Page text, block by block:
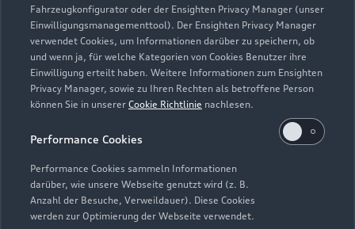
Fahrzeugkonfigurator oder der Ensighten Privacy Manager (unser
Einwilligungsmanagementtool). Der Ensighten Privacy Manager
verwendet Cookies, um Informationen darüber zu speichern, ob
und wenn ja, für welche Kategorien von Cookies Benutzer ihre
Einwilligung erteilt haben. Weitere Informationen zum Ensighten
Privacy Manager, sowie zu Ihren Rechten als betroffene Person
können Sie in unserer Cookie Richtlinie nachlesen.
Performance Cookies
Performance Cookies sammeln Informationen
darüber, wie unsere Webseite genutzt wird (z. B.
Anzahl der Besuche, Verweildauer). Diese Cookies
werden zur Optimierung der Webseite verwendet.
Modelle
Alle Modelle
Modelle vergleichen
Elektromodelle
Plug-in-Hybride
Kaufen & leasen
Gebrauchtwagensuche
Gebrauchtwagen
Finanzierung
Service & Zubehör
Audi Services
Garantie
Kundenservice
Über Audi